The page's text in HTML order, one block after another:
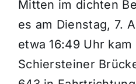
Mitten im dichten
es am Dienstag, 7.
etwa 16:49 Uhr
Schiersteiner